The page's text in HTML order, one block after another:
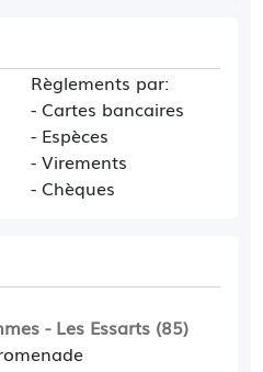
Règlements par:
- Cartes bancaires
- Espèces
- Virements
- Chèques
- Les Essarts (85)